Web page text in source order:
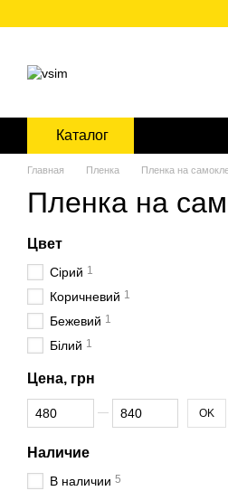
Каталог
Главная Пленка Пленка на
Пленка на
Цвет
Сірий 1
Коричневий 1
Бежевий 1
Білий 1
Цена, грн
От Цена, грн
До Цена, грн OK
Наличие
В наличии 5